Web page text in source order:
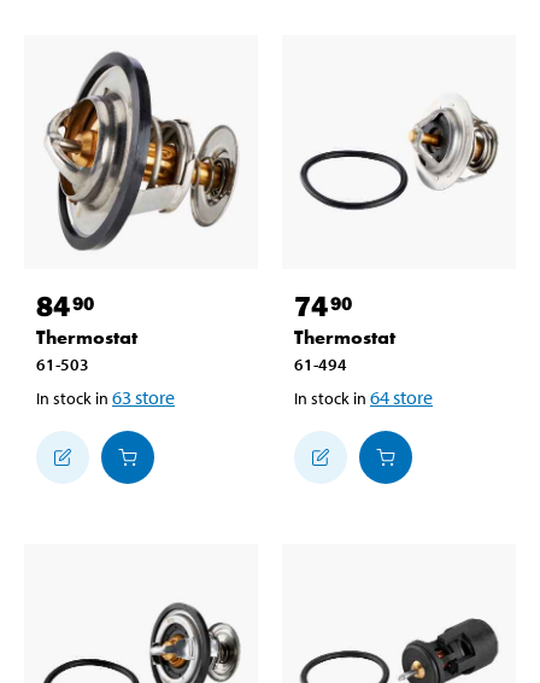
8490
Thermostat
61-503
In stock in 63 store
7490
Thermostat
61-494
In stock in 64store